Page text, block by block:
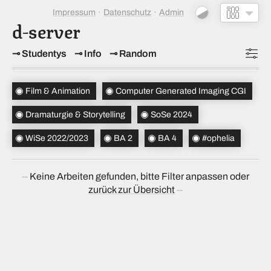
d-server
Studentys Info Random
Impressum Datenschutz Admin
Topics(3)
Studiensemester (2)
Bachelorsemester (2)
Sortierung(alt → neu)
Film & Animation Computer Generated Imaging CGI
Dramaturgie & Storytelling SoSe 2024
WiSe 2022/2023 BA 2 BA 4 #ophelia
Keine Arbeiten gefunden, bitte Filter anpassen oder
zurück zur Übersicht